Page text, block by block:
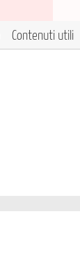
Contenuti utili